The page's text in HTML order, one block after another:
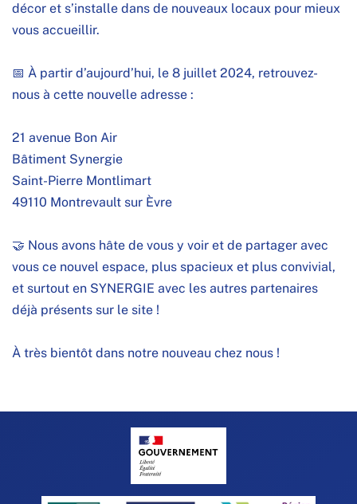
décor et s’installe dans de nouveaux locaux pour mieux
vous accueillir.
📅 À partir d’aujourd’hui, le 8 juillet 2024, retrouvez-
nous à cette nouvelle adresse :
21 avenue Bon Air
Bâtiment Synergie
Saint-Pierre Montlimart
49110 Montrevault sur Èvre
🤝 Nous avons hâte de vous y voir et de partager avec
vous ce nouvel espace, plus spacieux et plus convivial,
et surtout en SYNERGIE avec les autres partenaires
déjà présents sur le site !
À très bientôt dans notre nouveau chez nous !